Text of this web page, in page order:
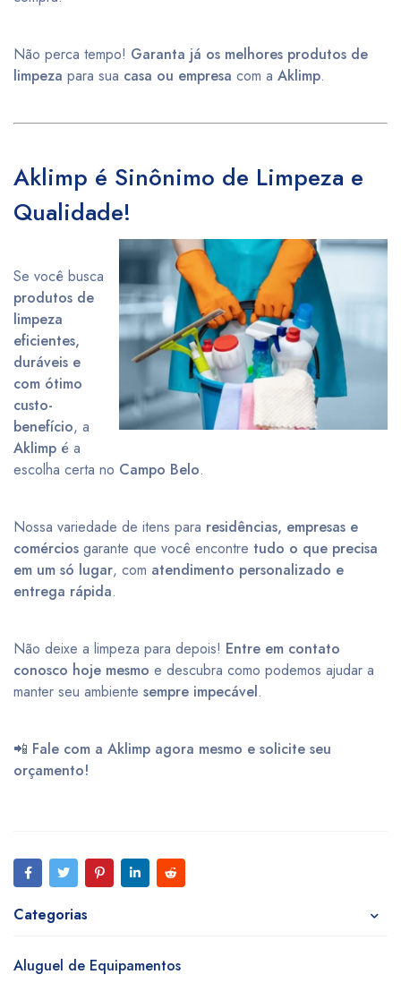
Não perca tempo! Garanta já os melhores produtos de
limpeza para sua casa ou empresa com a Aklimp.
Aklimp é Sinônimo de Limpeza e
Qualidade!
Se você busca
produtos de
limpeza
eficientes,
duráveis e
com ótimo
custo-
benefício, a
Aklimp é a
escolha certa no Campo Belo.
Nossa variedade de itens para residências, empresas e
comércios garante que você encontre tudo o que precisa
em um só lugar, com atendimento personalizado e
entrega rápida.
Não deixe a limpeza para depois! Entre em contato
conosco hoje mesmo e descubra como podemos ajudar a
manter seu ambiente sempre impecável.
📲 Fale com a Aklimp agora mesmo e solicite seu
orçamento!
Categorias
Aluguel de Equipamentos